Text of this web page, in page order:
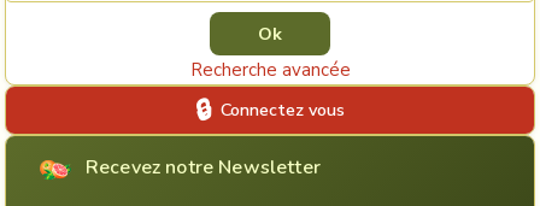
Recherche avancée
Connectez vous
Recevez notre Newsletter